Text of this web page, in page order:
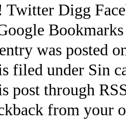
Twitter Digg
was posted
filed under Sin
post through
from your